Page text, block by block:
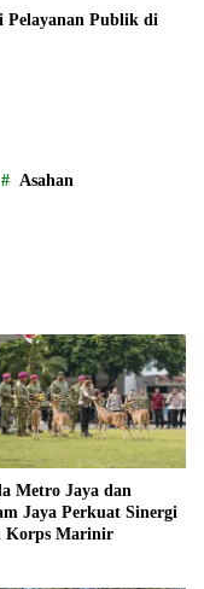
Pelayanan Publik di
Asahan
Metro Jaya dan
Jaya Perkuat Sinergi
Korps Marinir